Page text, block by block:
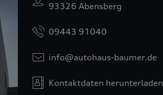
93326 Abensberg
09443 91040
info@autohaus-baumer.de
Kontaktdaten herunterladen